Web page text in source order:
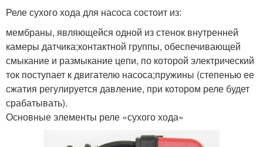
Реле сухого хода для насоса состоит из:
мембраны, являющейся одной из стенок внутренней
камеры датчика;контактной группы, обеспечивающей
смыкание и размыкание цепи, по которой электрический
ток поступает к двигателю насоса;пружины (степенью ее
сжатия регулируется давление, при котором реле будет
срабатывать).
Основные элементы реле «сухого хода»